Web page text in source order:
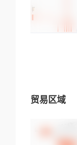
贸易区域